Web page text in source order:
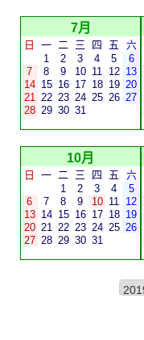
7月
日 一 二 三 四 五
六
1
2 3 4 5
6
7
8 9 10 11 12 13
14 15 16 17 18 19 20
21 22 23 24 25 26 27
28 29 30 31
10月
日 一 二 三 四 五
六
1
2 3 4
5
6
7 8 9 10 11 12
13 14 15 16 17 18 19
20 21 22 23 24 25 26
27 28 29 30 31